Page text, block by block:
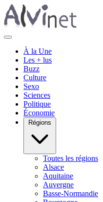
À la Une
Les + lus
Buzz
Culture
Sexo
Sciences
Politique
Économie
Régions
Toutes les régions
Alsace
Aquitaine
Auvergne
Basse-Normandie